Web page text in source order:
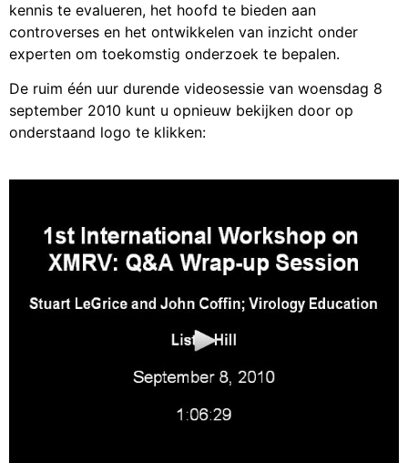
kennis te evalueren, het hoofd te bieden aan
controverses en het ontwikkelen van inzicht onder
experten om toekomstig onderzoek te bepalen.
De ruim één uur durende videosessie van woensdag 8
september 2010 kunt u opnieuw bekijken door op
onderstaand logo te klikken: